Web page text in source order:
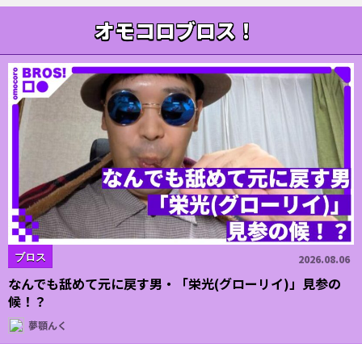
オモコロブロス！
ブロス 2026.08.06
なんでも舐めて元に戻す男・「栄光(グローリイ)」見参の
候！？
夢顎んく